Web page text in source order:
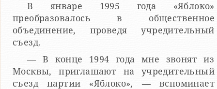
В январе 1995 года «Яблоко»
преобразовалось в общественное
объединение, проведя учредительный
съезд.
— В конце 1994 года мне звонят из
Москвы, приглашают на учредительный
съезд партии «Яблоко», — вспоминает